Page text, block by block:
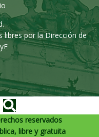
libres por la Dirección de
reservados
libre y gratuita